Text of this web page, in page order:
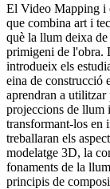
El Video Mapping i
que combina art i
què la llum deixa de
primigeni de l'obra.
introdueix els
eina de construcció
aprendran a utilitzar
projeccions de llum
transformant-los en
treballaran els
modelatge 3D, la
fonaments de la
principis de